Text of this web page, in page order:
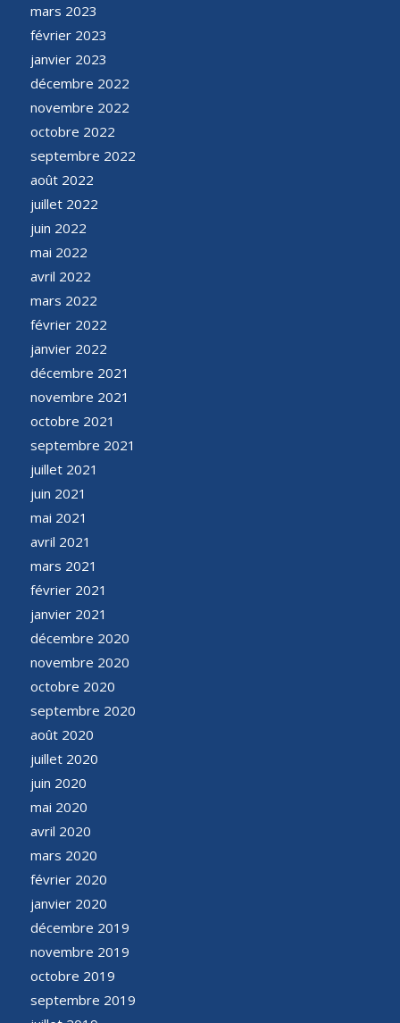
mars 2023
février 2023
janvier 2023
décembre 2022
novembre 2022
octobre 2022
septembre 2022
août 2022
juillet 2022
juin 2022
mai 2022
avril 2022
mars 2022
février 2022
janvier 2022
décembre 2021
novembre 2021
octobre 2021
septembre 2021
juillet 2021
juin 2021
mai 2021
avril 2021
mars 2021
février 2021
janvier 2021
décembre 2020
novembre 2020
octobre 2020
septembre 2020
août 2020
juillet 2020
juin 2020
mai 2020
avril 2020
mars 2020
février 2020
janvier 2020
décembre 2019
novembre 2019
octobre 2019
septembre 2019